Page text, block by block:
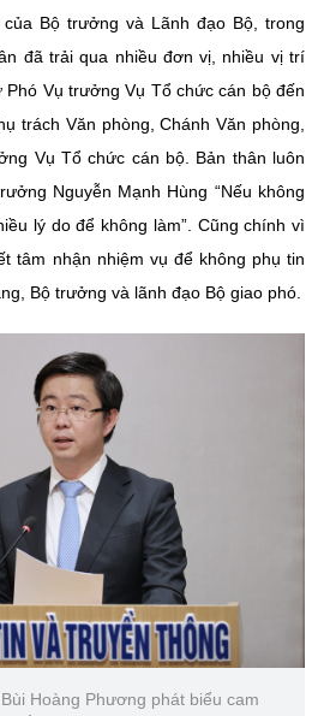
Bộ trưởng và Lãnh đạo Bộ, trong
đã trải qua nhiều đơn vị, nhiều vị trí
Phó Vụ trưởng Vụ Tổ chức cán bộ đến
trách Văn phòng, Chánh Văn phòng,
Vụ Tổ chức cán bộ. Bản thân luôn
Nguyễn Mạnh Hùng “Nếu không
lý do để không làm”. Cũng chính vì
tâm nhận nhiệm vụ để không phụ tin
Bộ trưởng và lãnh đạo Bộ giao phó.
Hoàng Phương phát biểu cam